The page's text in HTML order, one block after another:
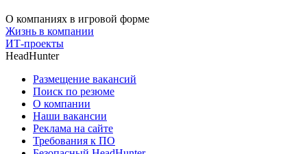
О компаниях в игровой форме
Жизнь в компании
ИТ-проекты
HeadHunter
Размещение вакансий
Поиск по резюме
О компании
Наши вакансии
Реклама на сайте
Требования к ПО